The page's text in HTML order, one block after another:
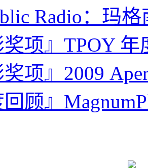
Radio：玛
奖项』TPOY
奖项』2009
回顾』